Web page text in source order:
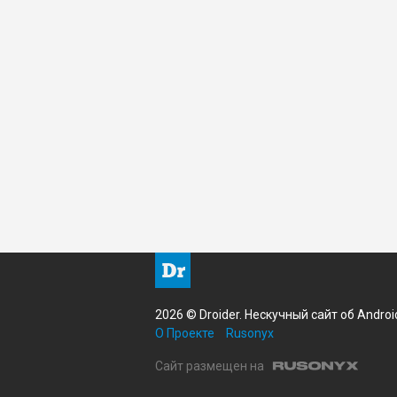
2026 © Droider. Нескучный сайт об
О Проекте
Rusonyx
Сайт размещен на